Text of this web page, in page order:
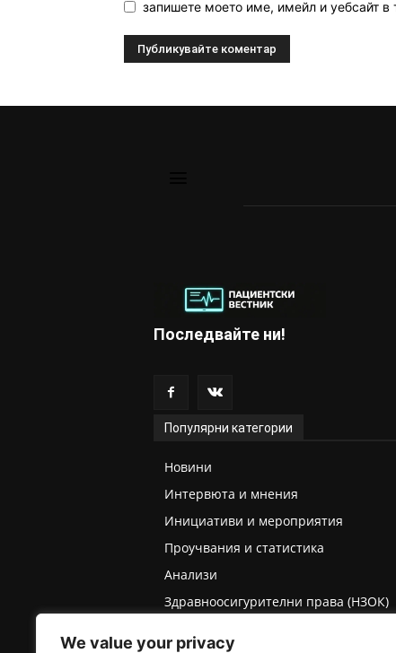
We value your privacy
запишете моето име, имейл и уебсайт в
Последвайте ни!
Популярни категории
Новини
Интервюта и мнения
Инициативи и мероприятия
Проучвания и статистика
Анализи
Здравноосигурителни права (НЗОК)